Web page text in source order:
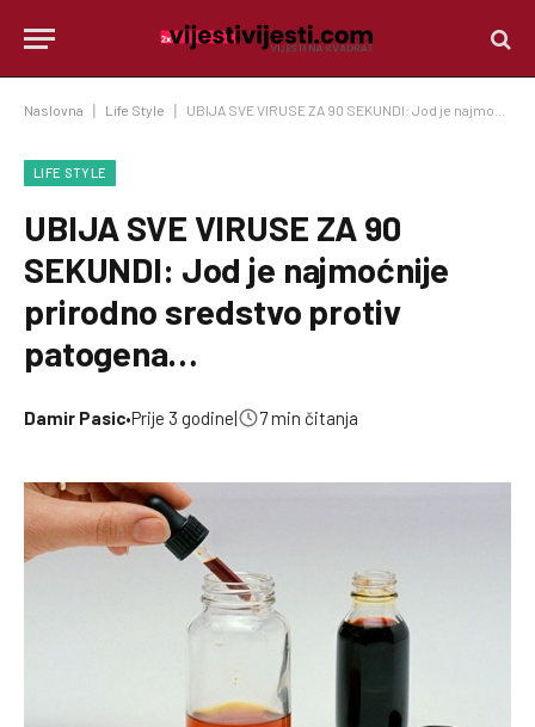
Naslovna Life Style UBIJA SVE VIRUSE ZA 90 SEKUNDI: Jod je najmoćnije prirodno sredstvo protiv patogena…
LIFE STYLE
UBIJA SVE VIRUSE ZA 90
SEKUNDI: Jod je najmoćnije
prirodno sredstvo protiv
patogena…
Damir Pasic•Prije 3 godine| 7 min čitanja